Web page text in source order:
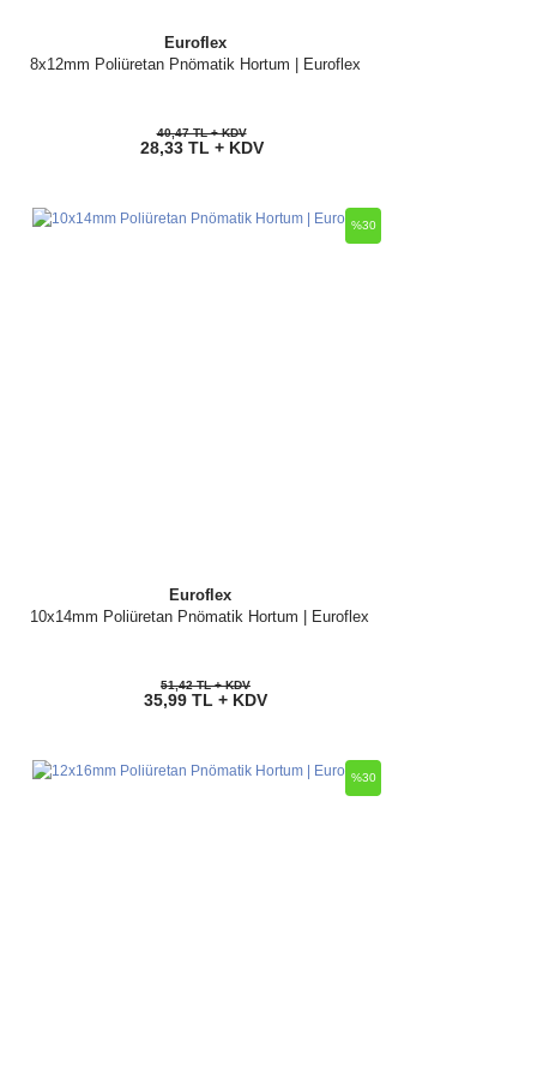
Euroflex
8x12mm Poliüretan Pnömatik Hortum | Euroflex
40,47 TL + KDV
28,33 TL + KDV
Euroflex
10x14mm Poliüretan Pnömatik Hortum | Euroflex
%30
51,42 TL + KDV
35,99 TL + KDV
%30